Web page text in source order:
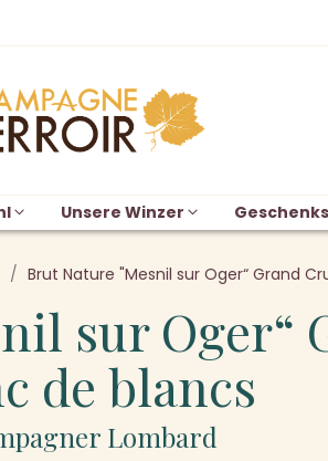
Unsere Winzer
Brut Nature "Mesnil sur Oger“ Grand
sur Oger“
de blancs
Lombard